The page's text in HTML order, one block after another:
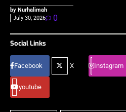
by Nurhalimah
July 30, 2026
0
Social Links
Facebook X Instagram
youtube